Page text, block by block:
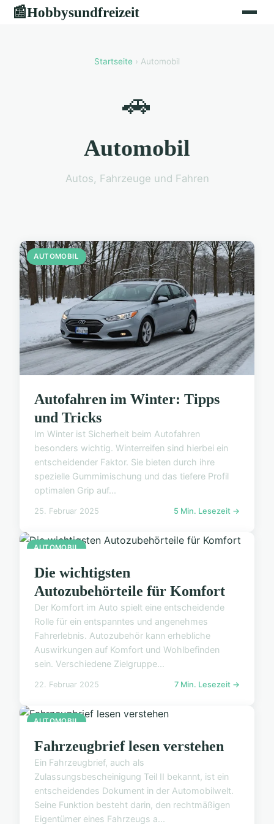
📰Hobbysundfreizeit
Startseite › Automobil
🚗
Automobil
Autos, Fahrzeuge und Fahren
AUTOMOBIL
Autofahren im Winter: Tipps
und Tricks
Im Winter ist Sicherheit beim Autofahren
besonders wichtig. Winterreifen sind hierbei ein
entscheidender Faktor. Sie bieten durch ihre
spezielle Gummimischung und das tiefere Profil
optimalen Grip auf...
25. Februar 2025 5 Min. Lesezeit →
AUTOMOBIL
Die wichtigsten
Autozubehörteile für Komfort
Der Komfort im Auto spielt eine entscheidende
Rolle für ein entspanntes und angenehmes
Fahrerlebnis. Autozubehör kann erhebliche
Auswirkungen auf Komfort und Wohlbefinden
sein. Verschiedene Zielgruppe...
22. Februar 2025 7 Min. Lesezeit →
AUTOMOBIL
Fahrzeugbrief lesen verstehen
Ein Fahrzeugbrief, auch als
Zulassungsbescheinigung Teil II bekannt, ist ein
entscheidendes Dokument in der Automobilwelt.
Seine ​Funktion​ besteht darin, den rechtmäßigen
Eigentümer eines Fahrzeugs a...